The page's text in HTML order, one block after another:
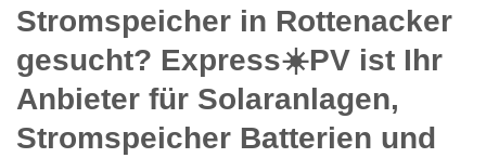
Stromspeicher in Rottenacker
gesucht? Express☀️PV️ ist Ihr
Anbieter für Solaranlagen,
Stromspeicher Batterien und